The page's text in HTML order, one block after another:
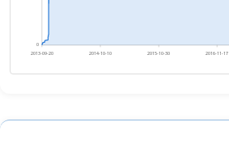
0
2013-09-20 2014-10-10 2015-10-30 2016-11-17